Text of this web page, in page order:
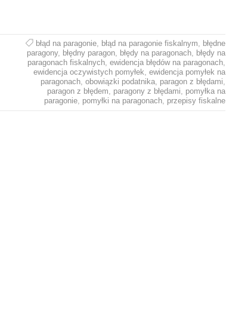
błąd na paragonie, błąd na paragonie fiskalnym
błędne
paragony, błędny paragon, błędy na paragonach,
błędy na
paragonach fiskalnych, ewidencja błędów na paragonach,
ewidencja oczywistych pomyłek ewidencja pomyłek na
paragonach, obowiązki podatnika, paragon z błędami
paragon z błędem
paragony z błędami
pomyłka na
paragonie, pomyłki na paragonach, przepisy fiskalne